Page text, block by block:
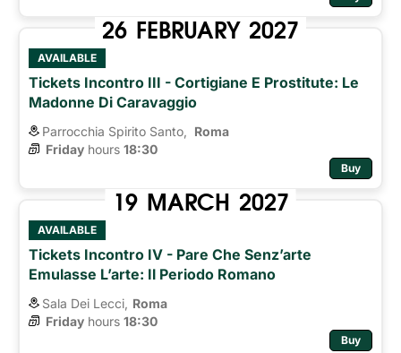
26 FEBRUARY 2027
AVAILABLE
Tickets Incontro III - Cortigiane E Prostitute: Le
Madonne Di Caravaggio
Parrocchia Spirito Santo,
Roma
Friday hours 18:30
Buy
19 MARCH 2027
AVAILABLE
Tickets Incontro IV - Pare Che Senz’arte
Emulasse L’arte: Il Periodo Romano
Sala Dei Lecci, Roma
Friday hours 18:30
Buy